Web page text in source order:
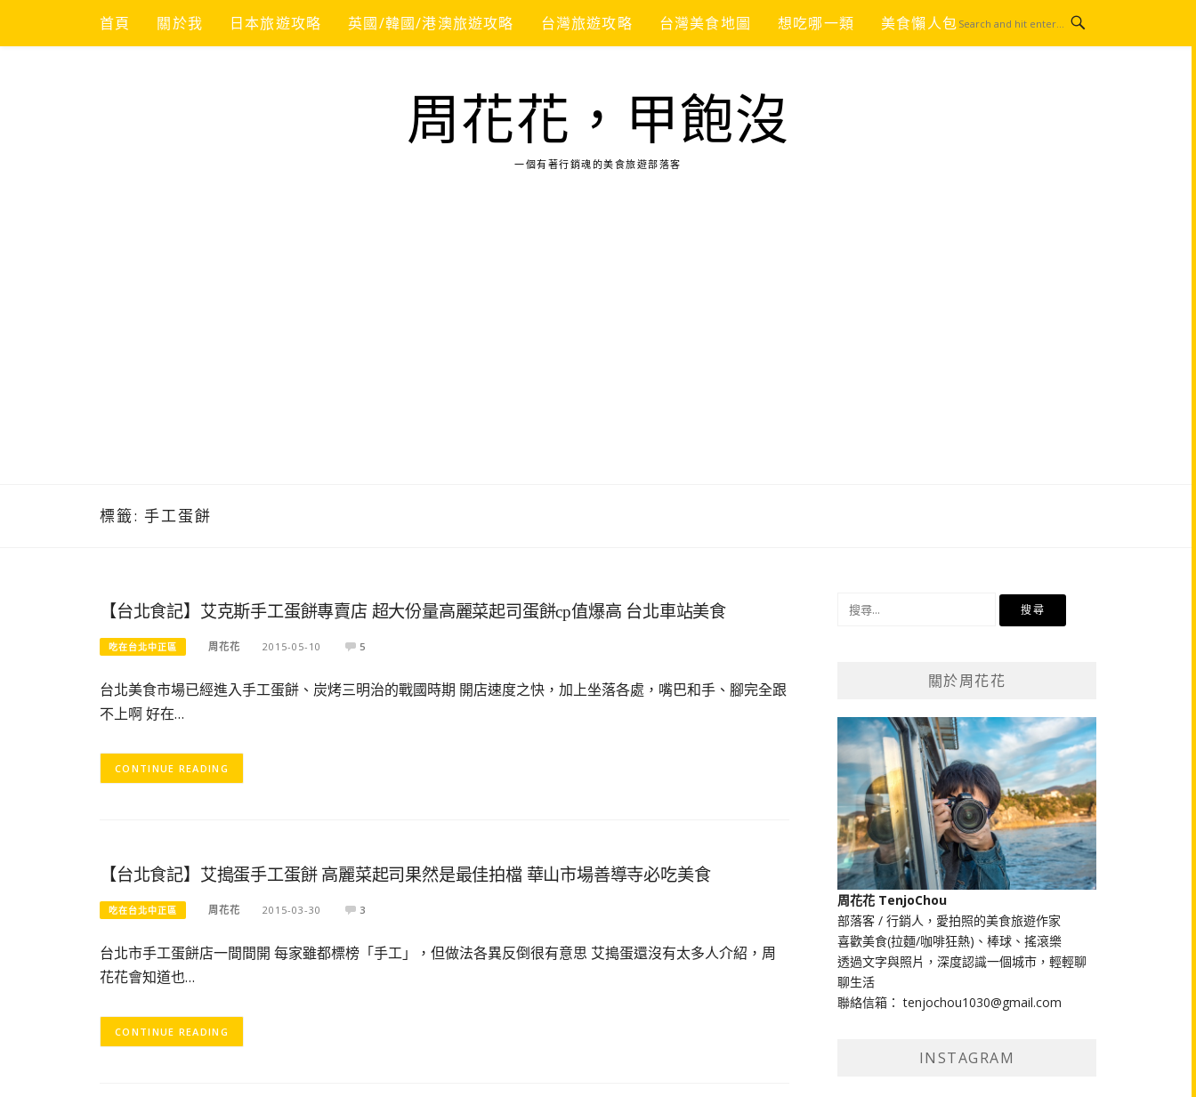
content
首頁 關於我 日本旅遊攻略 英國/韓國/港澳旅遊攻略 台灣旅遊攻略 台灣美食地圖 想吃哪一類 美食懶人包
周花花，甲飽沒
一個有著行銷魂的美食旅遊部落客
標籤: 手工蛋餅
【台北食記】艾克斯手工蛋餅專賣店 超大份量高麗菜起司蛋餅cp值爆高 台北車站美食
吃在台北中正區 周花花 2015-05-10 5
台北美食市場已經進入手工蛋餅、炭烤三明治的戰國時期 開店速度之快，加上坐落各處，嘴巴和手、腳完全跟
不上啊 好在…
CONTINUE READING
【台北食記】艾搗蛋手工蛋餅 高麗菜起司果然是最佳拍檔 華山市場善導寺必吃美食
吃在台北中正區 周花花 2015-03-30 3
台北市手工蛋餅店一間間開 每家雖都標榜「手工」，但做法各異反倒很有意思 艾搗蛋還沒有太多人介紹，周
花花會知道也…
CONTINUE READING
關於周花花
周花花 TenjoChou
部落客 / 行銷人，愛拍照的美食旅遊作家
喜歡美食(拉麵/咖啡狂熱)、棒球、搖滾樂
透過文字與照片，深度認識一個城市，輕輕聊
聊生活
聯絡信箱： tenjochou1030@gmail.com
INSTAGRAM